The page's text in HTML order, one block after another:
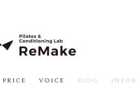
PRICE VOICE BLOG